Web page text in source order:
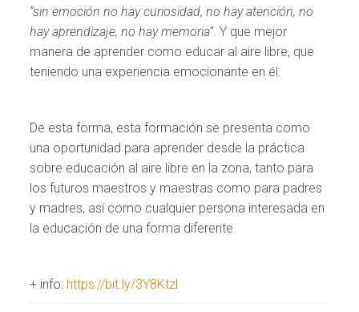
“sin emoción no hay curiosidad, no hay atención, no
hay aprendizaje, no hay memoria”. Y que mejor
manera de aprender como educar al aire libre, que
teniendo una experiencia emocionante en él.
De esta forma, esta formación se presenta como
una oportunidad para aprender desde la práctica
sobre educación al aire libre en la zona, tanto para
los futuros maestros y maestras como para padres
y madres, así como cualquier persona interesada en
la educación de una forma diferente.
+ info: https://bit.ly/3Y8Ktzl